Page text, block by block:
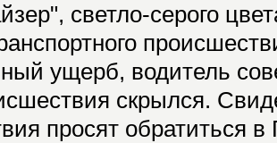
светло-серого
ущерб, водитель
скрылся.
просят обратиться